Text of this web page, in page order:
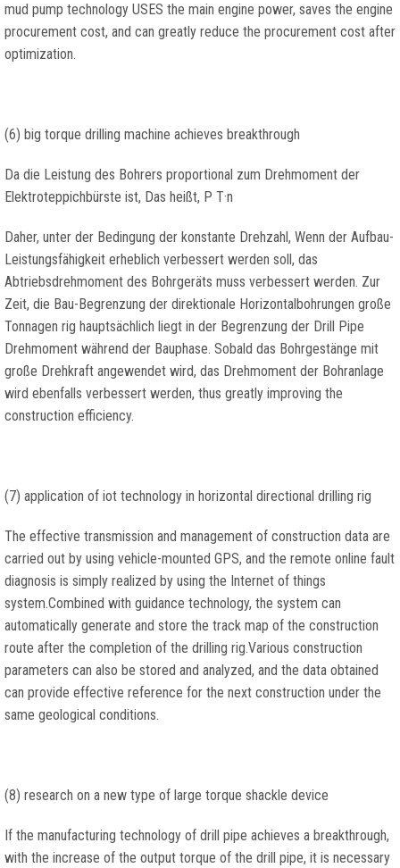
mud pump technology USES the main engine power, saves the engine
procurement cost, and can greatly reduce the procurement cost after
optimization.
(6) big torque drilling machine achieves breakthrough
Da die Leistung des Bohrers proportional zum Drehmoment der
Elektroteppichbürste ist, Das heißt, P T·n
Daher, unter der Bedingung der konstante Drehzahl, Wenn der Aufbau-
Leistungsfähigkeit erheblich verbessert werden soll, das
Abtriebsdrehmoment des Bohrgeräts muss verbessert werden. Zur
Zeit, die Bau-Begrenzung der direktionale Horizontalbohrungen große
Tonnagen rig hauptsächlich liegt in der Begrenzung der Drill Pipe
Drehmoment während der Bauphase. Sobald das Bohrgestänge mit
große Drehkraft angewendet wird, das Drehmoment der Bohranlage
wird ebenfalls verbessert werden, thus greatly improving the
construction efficiency.
(7) application of iot technology in horizontal directional drilling rig
The effective transmission and management of construction data are
carried out by using vehicle-mounted GPS, and the remote online fault
diagnosis is simply realized by using the Internet of things
system.Combined with guidance technology, the system can
automatically generate and store the track map of the construction
route after the completion of the drilling rig.Various construction
parameters can also be stored and analyzed, and the data obtained
can provide effective reference for the next construction under the
same geological conditions.
(8) research on a new type of large torque shackle device
If the manufacturing technology of drill pipe achieves a breakthrough,
with the increase of the output torque of the drill pipe, it is necessary